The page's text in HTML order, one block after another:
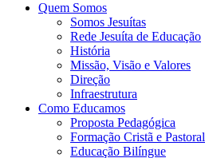
Quem Somos
Somos Jesuítas
Rede Jesuíta de Educação
História
Missão, Visão e Valores
Direção
Infraestrutura
Como Educamos
Proposta Pedagógica
Formação Cristã e Pastoral
Educação Bilíngue